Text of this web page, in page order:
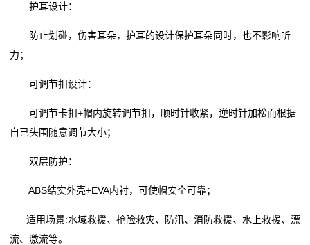
护耳设计：
防止划碰，伤害耳朵，护耳的设计保护耳朵同时，也不影响听
力；
可调节扣设计：
可调节卡扣+帽内旋转调节扣，顺时针收紧，逆时针加松而根据
自已头围随意调节大小；
双层防护：
ABS结实外壳+EVA内衬，可使帽安全可靠；
适用场景:水域救援、抢险救灾、防汛、消防救援、水上救援、漂
流、激流等。